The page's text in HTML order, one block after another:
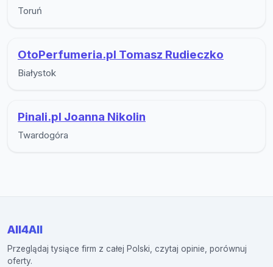
Toruń
OtoPerfumeria.pl Tomasz Rudieczko
Białystok
Pinali.pl Joanna Nikolin
Twardogóra
All4All
Przeglądaj tysiące firm z całej Polski, czytaj opinie, porównuj
oferty.